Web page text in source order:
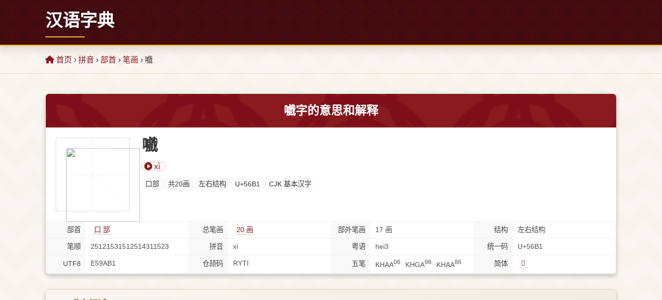
汉语字典
首页 › 拼音 › 部首 › 笔画 › 嚱
嚱字的意思和解释
嚱
xì
⼝部 共20画 左右结构 U+56B1 CJK 基本汉字
部首 ⼝ 部 总笔画 20 画 部外笔画 17 画 结构 左右结构
笔顺 25121531512514311523 拼音 xì 粤语 hei3 统一码 U+56B1
UTF8 E59AB1 仓颉码 RYTI 五笔 KHAA06 KHGA98 KHAA86 简体 𰇣